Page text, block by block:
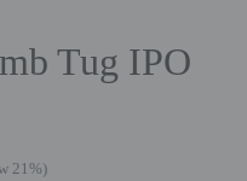
Tug IPO
21%)